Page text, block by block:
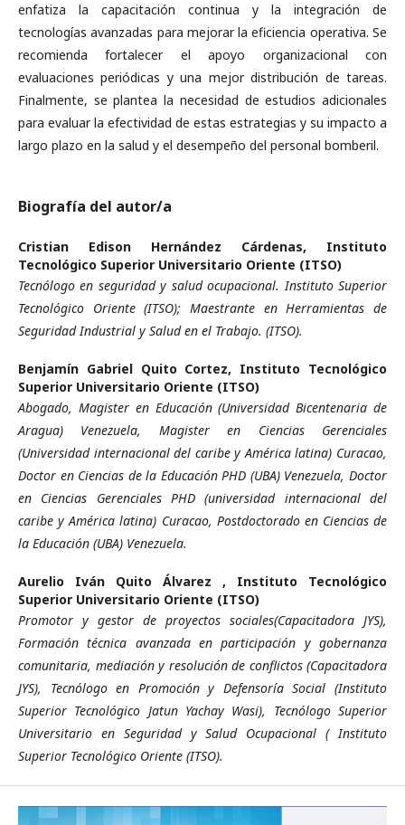
enfatiza la capacitación continua y la integración de
tecnologías avanzadas para mejorar la eficiencia operativa. Se
recomienda fortalecer el apoyo organizacional con
evaluaciones periódicas y una mejor distribución de tareas.
Finalmente, se plantea la necesidad de estudios adicionales
para evaluar la efectividad de estas estrategias y su impacto a
largo plazo en la salud y el desempeño del personal bomberil.
Biografía del autor/a
Cristian Edison Hernández Cárdenas, Instituto
Tecnológico Superior Universitario Oriente (ITSO)
Tecnólogo en seguridad y salud ocupacional. Instituto Superior
Tecnológico Oriente (ITSO); Maestrante en Herramientas de
Seguridad Industrial y Salud en el Trabajo. (ITSO).
Benjamín Gabriel Quito Cortez, Instituto Tecnológico
Superior Universitario Oriente (ITSO)
Abogado, Magister en Educación (Universidad Bicentenaria de
Aragua) Venezuela, Magister en Ciencias Gerenciales
(Universidad internacional del caribe y América latina) Curacao,
Doctor en Ciencias de la Educación PHD (UBA) Venezuela, Doctor
en Ciencias Gerenciales PHD (universidad internacional del
caribe y América latina) Curacao, Postdoctorado en Ciencias de
la Educación (UBA) Venezuela.
Aurelio Iván Quito Álvarez , Instituto Tecnológico
Superior Universitario Oriente (ITSO)
Promotor y gestor de proyectos sociales(Capacitadora JYS),
Formación técnica avanzada en participación y gobernanza
comunitaria, mediación y resolución de conflictos (Capacitadora
JYS), Tecnólogo en Promoción y Defensoría Social (Instituto
Superior Tecnológico Jatun Yachay Wasi), Tecnólogo Superior
Universitario en Seguridad y Salud Ocupacional ( Instituto
Superior Tecnológico Oriente (ITSO).